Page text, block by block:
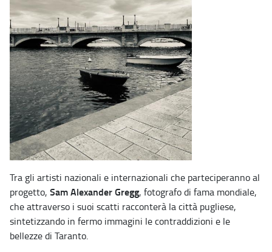
Tra gli artisti nazionali e internazionali che parteciperanno al
progetto, Sam Alexander Gregg, fotografo di fama mondiale,
che attraverso i suoi scatti racconterà la città pugliese,
sintetizzando in fermo immagini le contraddizioni e le
bellezze di Taranto.